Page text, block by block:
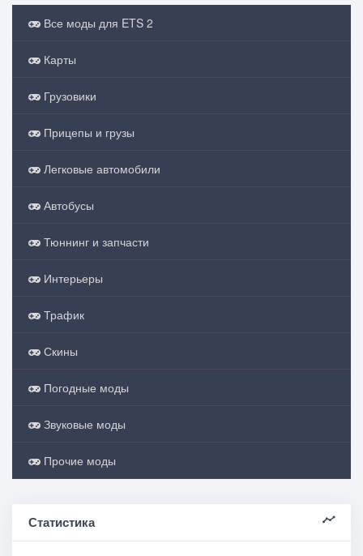
Все моды для ETS 2
Карты
Грузовики
Прицепы и грузы
Легковые автомобили
Автобусы
Тюннинг и запчасти
Интерьеры
Трафик
Скины
Погодные моды
Звуковые моды
Прочие моды
Статистика